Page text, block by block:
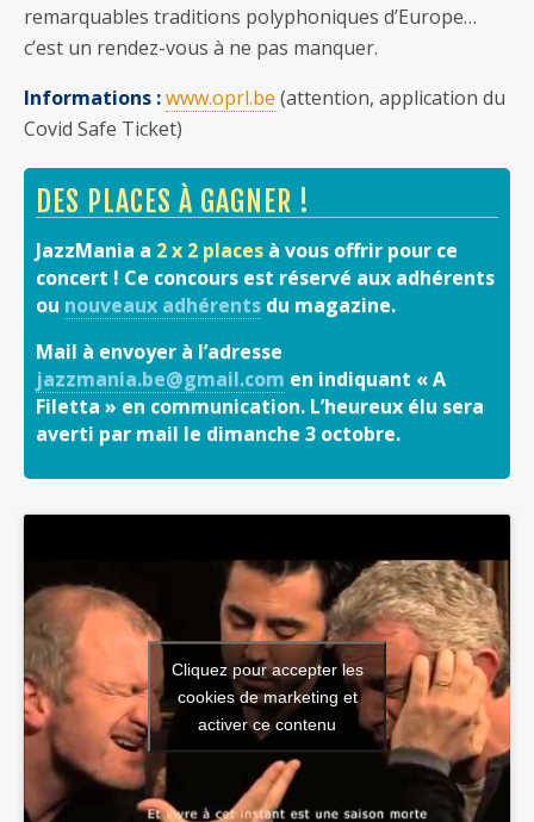
remarquables traditions polyphoniques d’Europe…
c’est un rendez-vous à ne pas manquer.
Informations :www.oprl.be (attention, application du
Covid Safe Ticket)
DES PLACES À GAGNER !
JazzMania a 2 x 2 places à vous offrir pour ce
concert ! Ce concours est réservé aux adhérents
ou nouveaux adhérents du magazine.
Mail à envoyer à l’adresse
jazzmania.be@gmail.com en indiquant « A
Filetta » en communication. L’heureux élu sera
averti par mail le dimanche 3 octobre.
Cliquez pour accepter les
cookies de marketing et
activer ce contenu